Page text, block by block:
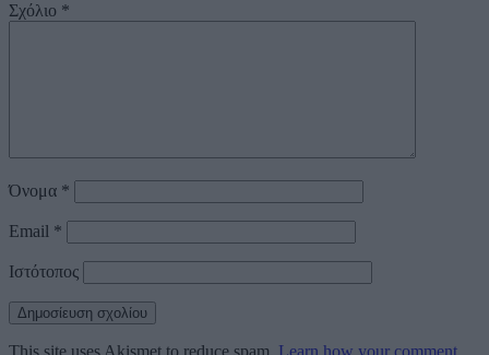
Σχόλιο *
Όνομα *
Email *
Ιστότοπος
This site uses Akismet to reduce spam. Learn how your comment